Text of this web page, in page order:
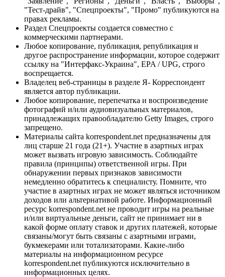
"Тест-драйв", "Спецпроекты", "Промо" публикуются на
правах рекламы.
Раздел Спецпроекты создается совместно с
коммерческими партнерами.
Любое копирование, публикация, републикация и
другое распространение информации, которое содержит
ссылку на "Интерфакс-Украина", EPA / UPG, строго
воспрещается.
Владелец веб-страницы в разделе Я- Корреспондент
является автор публикации.
Любое копирование, перепечатка и воспроизведение
фотографий и/или аудиовизуальных материалов,
принадлежащих правообладателю Getty Images, строго
запрещено.
Материалы сайта korrespondent.net предназначены для
лиц старше 21 года (21+). Участие в азартных играх
может вызвать игровую зависимость. Соблюдайте
правила (принципы) ответственной игры. При
обнаружении первых признаков зависимости
немедленно обратитесь к специалисту. Помните, что
участие в азартных играх не может являться источником
доходов или альтернативой работе. Информационный
ресурс korrespondent.net не проводит игры на реальные
и/или виртуальные деньги, сайт не принимает ни в
какой форме оплату ставок и других платежей, которые
связаны/могут быть связаны с азартными играми,
букмекерами или тотализаторами. Какие-либо
материалы на информационном ресурсе
korrespondent.net публикуются исключительно в
информационных целях.